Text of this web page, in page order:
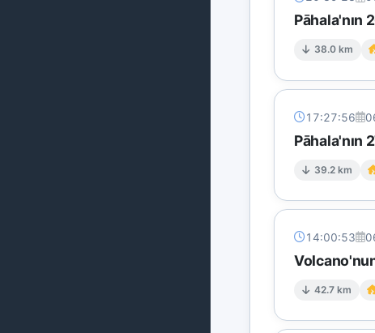
Pāhala'nın
38.0 km
17:27:56
Pāhala'nın
39.2 km
14:00:53
42.7 km